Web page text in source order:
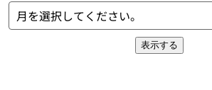
表示する